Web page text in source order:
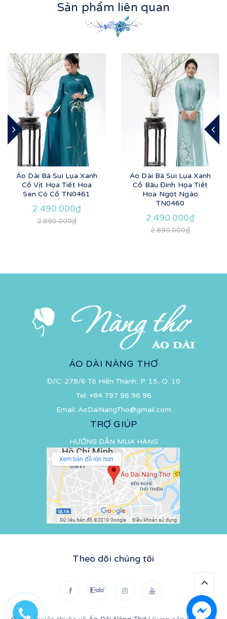
Sản phẩm liên quan
Áo Dài Bà Sui Lụa Xanh
Cổ Vịt Họa Tiết Hoa
Sen Có Cổ TN0461
2.490.000₫
2.890.000₫
Áo Dài Bà Sui Lụa Xanh
Cổ Bâu Đính Họa Tiết
Hoa Ngọt Ngào
TN0460
2.490.000₫
2.890.000₫
ÁO DÀI NÀNG THƠ
Đ/C: 278/6 Tô Hiến Thành, P. 15, Q. 10
Tel: +84 797 96 96 96
Email: AoDaiNangTho@gmail.com
TRỢ GIÚP
HƯỚNG DẪN MUA HÀNG
Theo dõi chúng tôi